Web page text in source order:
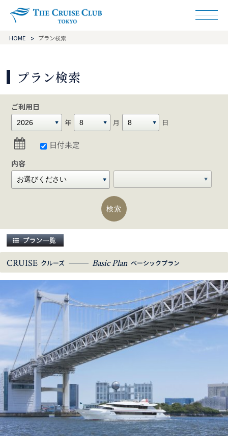
ザ・クルーズクラ
HOME プラン検索
プラン検索
ご利用日
年 月 日
日付未定
内容
検索
CRUISE クルーズ Basic Plan ベーシックプラン